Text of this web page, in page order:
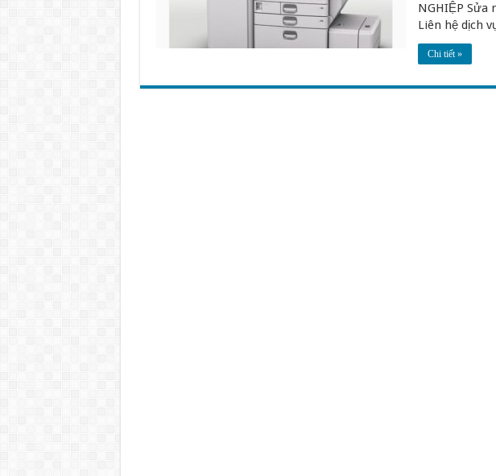
NGHIỆP Sửa
Liên hệ dịch
Chi tiết »